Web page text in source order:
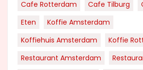
Cafe Rotterdam Cafe Tilburg
Eten
Koffie Amsterdam
Koffiehuis Amsterdam
Koffie
Restaurant Amsterdam